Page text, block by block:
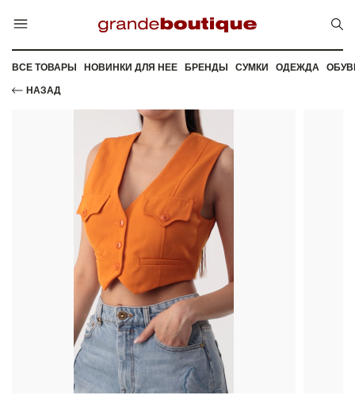
ВСЕ ТОВАРЫ НОВИНКИ ДЛЯ НЕЕ БРЕНДЫ СУМКИ ОДЕЖДА
НАЗАД